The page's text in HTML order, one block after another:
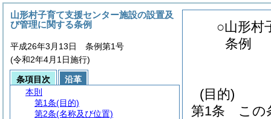
○山形村
条例
(目的)
第1条
この
山形村子育て支援センター施設の設置及
び管理に関する条例
平成26年3月13日 条例第1号
(令和2年4月1日施行)
条項目次
沿革
本則
第1条(目的)
第2条(名称及び位置)